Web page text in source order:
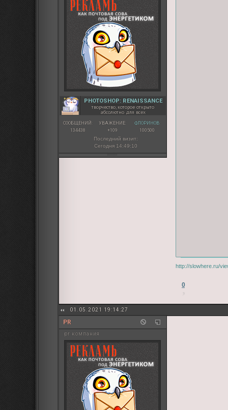
PHOTOSHOP: RENAISSANCE
творчество, которое открыто
абсолютно для всех
СООБЩЕНИЙ:
134438
УВАЖЕНИЕ:
+109
ФЛОРИНОВ:
100500
Последний визит:
Сегодня 14:49:10
http://slowhere.ru/
0
01.05.2021 19:14:27
PR
pr компания